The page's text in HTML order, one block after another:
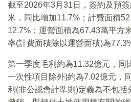
截至2026年3月31日，簽約及預
米，同比增加11.7%；計費面積
12.7%；運營面積為67.43萬平方
率(計費面積除以運營面積)為
第一季度毛利約為11.32億元，同
一次性項目除外)約為7.02億元，
利(非公認會計準則)定義為不包括